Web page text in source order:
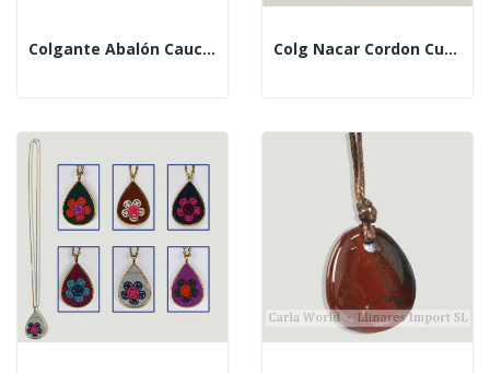
Colgante Abalón Caucho Hoja Canabis Colg Nacar Cordon Cuero Don Naranja